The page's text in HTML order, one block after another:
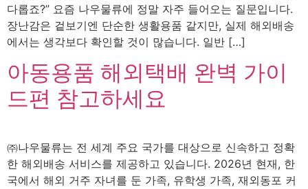
다롭죠?” 요즘 나우물류에 정말 자주 들어오는 질문입니다.
장난감은 겉보기엔 단순한 생활용품 같지만, 실제 해외배송
에서는 생각보다 확인할 것이 많습니다. 일반 […]
아동용품 해외택배 완벽 가이
드편 참고하세요
㈜나우물류는 전 세계 주요 국가를 대상으로 신속하고 정확
한 해외배송 서비스를 제공하고 있습니다. 2026년 현재, 한
국에서 해외 거주 자녀를 둔 가족, 유학생 가족, 재외동포 커